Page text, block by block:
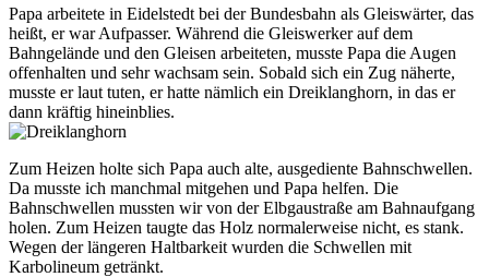
Papa arbeitete in Eidelstedt bei der Bundesbahn als Gleiswärter, das
heißt, er war Aufpasser. Während die Gleiswerker auf dem
Bahngelände und den Gleisen arbeiteten, musste Papa die Augen
offenhalten und sehr wachsam sein. Sobald sich ein Zug näherte,
musste er laut tuten, er hatte nämlich ein Dreiklanghorn, in das er
dann kräftig hineinblies.
Zum Heizen holte sich Papa auch alte, ausgediente Bahnschwellen.
Da musste ich manchmal mitgehen und Papa helfen. Die
Bahnschwellen mussten wir von der Elbgaustraße am Bahnaufgang
holen. Zum Heizen taugte das Holz normalerweise nicht, es stank.
Wegen der längeren Haltbarkeit wurden die Schwellen mit
Karbolineum getränkt.